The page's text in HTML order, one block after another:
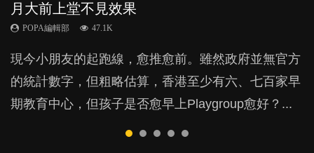
月大前上堂不見效果
POPA編輯部 47.1K
現今小朋友的起跑線，愈推愈前。雖然政府並無官方
的統計數字，但粗略估算，香港至少有六、七百家早
期教育中心，但孩子是否愈早上Playgroup愈好？...
與懲罰？
POPA編輯部 33.1K
由美國學者所創的 tools of the mind 課程，學生以遊
戲方式學習，學術能力和自制能力亦明顯比其他小朋
友優勝，到底這課程有何特別之處？...
POPA編輯部 15.9K
鬱，影響日常生活，嚴重的甚至會有自殺，或傷害小
朋友的念頭。但為何爸爸患上產後抑鬱往往難以察
覺？...
的身心虛耗
POPA編輯部 31.5K
父母日夜無間、身心俱疲地照顧BB，如何做到正向
教養？部份父母更會為了小朋友放棄自己的嗜好、減
少出席朋友聚會等等，你以為會換來美好的親子關
係，有助小朋友成長，但原來父母身心虛耗對孩子的
力與價值
POPA編輯部 25.8K
許多媽媽心底可能都有一刻掙扎過：究竟全職好，還
是在職好。雖說每個家庭都有自己的獨特狀況和考慮
因素，但原來全職和在職媽媽所養育的子女其實都各